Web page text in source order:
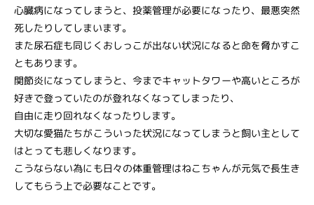
心臓病になってしまうと、投薬管理が必要になったり、最悪突然
死したりしてしまいます。
また尿石症も同じくおしっこが出ない状況になると命を脅かすこ
ともあります。
関節炎になってしまうと、今までキャットタワーや高いところが
好きで登っていたのが登れなくなってしまったり、
自由に走り回れなくなったりします。
大切な愛猫たちがこういった状況になってしまうと飼い主として
はとっても悲しくなります。
こうならない為にも日々の体重管理はねこちゃんが元気で長生き
してもらう上で必要なことです。